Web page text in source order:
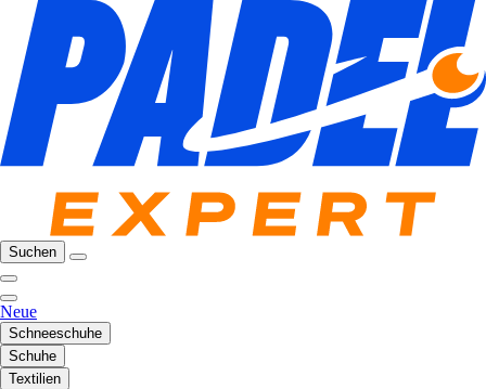
Suchen
Neue
Schneeschuhe
Schuhe
Textilien